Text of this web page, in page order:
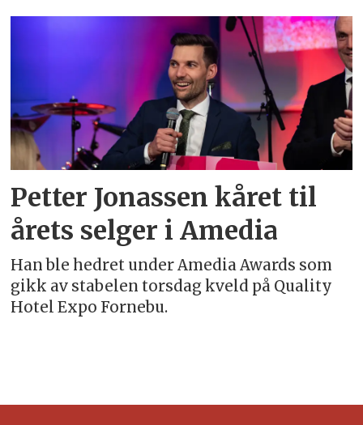
Emne:
stian
herland
strand
Petter Jonassen kåret til
årets selger i Amedia
Han ble hedret under Amedia Awards som
gikk av stabelen torsdag kveld på Quality
Hotel Expo Fornebu.